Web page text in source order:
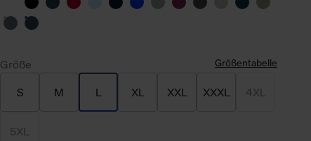
Größe Größentabelle
S M L XL XXL XXXL 4XL
5XL